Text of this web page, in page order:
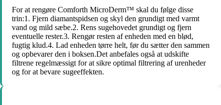
For at rengøre Comforth MicroDerm™ skal du følge disse
trin:1. Fjern diamantspidsen og skyl den grundigt med varmt
vand og mild sæbe.2. Rens sugehovedet grundigt og fjern
eventuelle rester.3. Rengør resten af enheden med en blød,
fugtig klud.4. Lad enheden tørre helt, før du sætter den sammen
og opbevarer den i boksen.Det anbefales også at udskifte
filtrene regelmæssigt for at sikre optimal filtrering af urenheder
og for at bevare sugeeffekten.